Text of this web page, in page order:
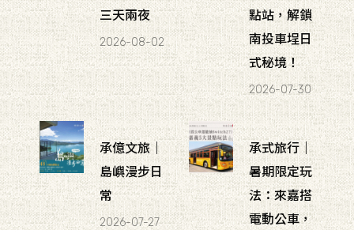
三天兩夜
2026-08-02
點站，解鎖
南投車埕日
式秘境！
2026-07-30
承億文旅｜
島嶼漫步日
常
2026-07-27
承式旅行｜
暑期限定玩
法：來嘉搭
電動公車，